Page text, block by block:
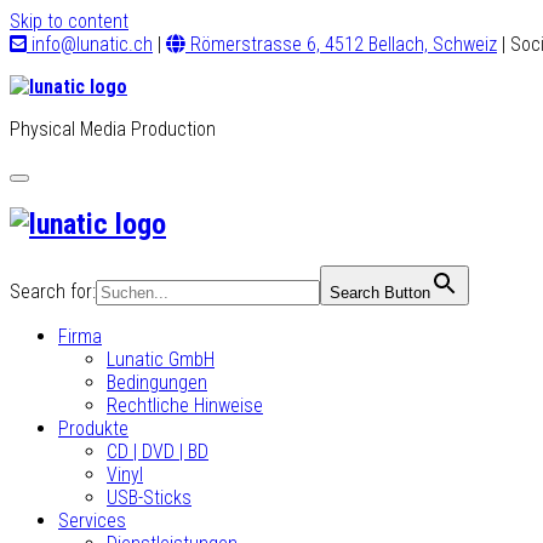
Skip to content
info@lunatic.ch | Römerstrasse 6, 4512 Bellach, Schweiz |
Physical Media Production
Toggle
navigation
Search for: Search Button
Firma
Lunatic GmbH
Bedingungen
Rechtliche Hinweise
Produkte
CD | DVD | BD
Vinyl
USB-Sticks
Services